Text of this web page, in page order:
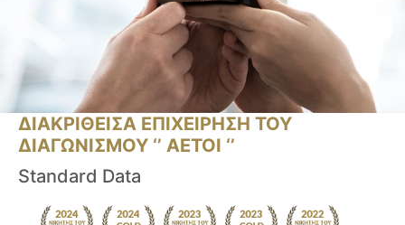
ΔΙΑΚΡΙΘΕΙΣΑ ΕΠΙΧΕΙΡΗΣΗ ΤΟΥ
ΔΙΑΓΩΝΙΣΜΟΥ ‘’ ΑΕΤΟΙ ‘’
Standard Data